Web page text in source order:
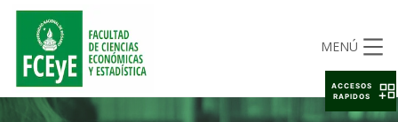
MENÚ
ACCESOS
RAPIDOS